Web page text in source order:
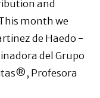
and
month we
de Haedo -
del Grupo
Profesora